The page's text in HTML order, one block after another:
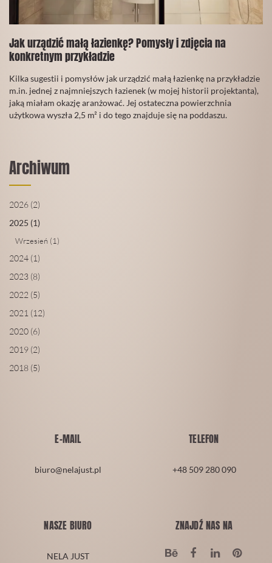
Jak urządzić małą łazienkę? Pomysły i zdjęcia na
konkretnym przykładzie
Grudzień
2019
Kilka sugestii i pomysłów jak urządzić małą łazienkę na przykładzie
m.in. jednej z najmniejszych łazienek (w mojej historii projektanta),
jaką miałam okazję aranżować. Jej ostateczna powierzchnia
użytkowa wyszła 2,5 m² i do tego znajduje się na poddaszu.
Archiwum
2026 (2)
2025 (1)
Wrzesień (1)
2024 (1)
2023 (8)
2022 (5)
2021 (12)
2020 (6)
2019 (2)
2018 (5)
E-MAIL
biuro@nelajust.pl
TELEFON
+48 509 280 090
NASZE BIURO
NELA JUST
ZNAJDŹ NAS NA